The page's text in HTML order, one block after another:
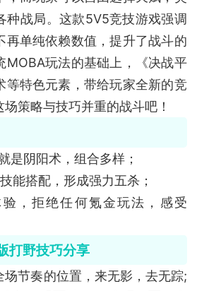
种战局。这款5V5竞技游戏强调
再单纯依赖数值，提升了战斗的
MOBA玩法的基础上，《决战平
等特色元素，带给玩家全新的竞
策略与技巧并重的战斗吧！
是阴阳术，组合多样；
能搭配，形成强力五杀；
，拒绝任何氪金玩法，感受
打野技巧分享
节奏的位置，来无影，去无踪;